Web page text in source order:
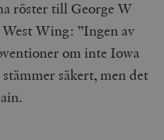
röster till George W
West Wing: ”Ingen av
om inte Iowa
säkert, men det